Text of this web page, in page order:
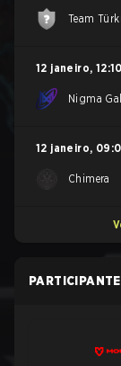
Team
12 janeiro, 12:10
Nigma
12 janeiro,
Chimera